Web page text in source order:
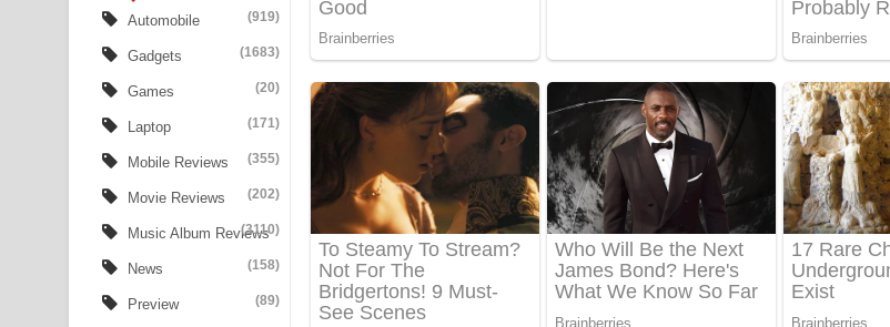
Adare Wadi Nisa Song Lyrics - ආදරේ වැඩි නිසා ගීතයේ පද පෙළ
UNUHUMA Song Lyrics - උණුහුම ගීතයේ පද පෙළ
Katakara Song Lyrics - කටකාර ගීතයේ පද පෙළ
Tharu Yaye Dilena Song Lyrics - තරු යායේ දිලෙනා ගීතයේ පද පෙළ
Ow Man Sosa Song Lyrics - ඔව් මං සෝසා ගීතයේ පද පෙළ
Heavy Weight Song Lyrics
Aye Lanweela Song Lyrics - ආයේ ලංවීලා ගීතයේ පද පෙළ
Automobile (919)
Gadgets (1683)
Games (20)
Laptop (171)
Mobile Reviews (355)
Movie Reviews (202)
Music Album Reviews
(3110)
News (158)
Preview (89)